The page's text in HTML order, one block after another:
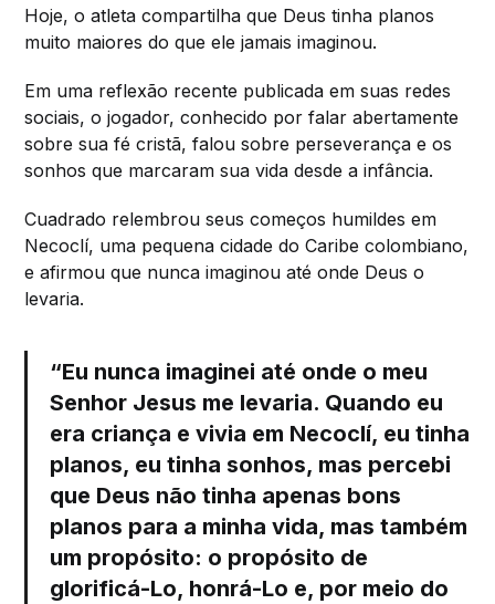
Hoje, o atleta compartilha que Deus tinha planos
muito maiores do que ele jamais imaginou.
Em uma reflexão recente publicada em suas redes
sociais, o jogador, conhecido por falar abertamente
sobre sua fé cristã, falou sobre perseverança e os
sonhos que marcaram sua vida desde a infância.
Cuadrado relembrou seus começos humildes em
Necoclí, uma pequena cidade do Caribe colombiano,
e afirmou que nunca imaginou até onde Deus o
levaria.
“Eu nunca imaginei até onde o meu
Senhor Jesus me levaria. Quando eu
era criança e vivia em Necoclí, eu tinha
planos, eu tinha sonhos, mas percebi
que Deus não tinha apenas bons
planos para a minha vida, mas também
um propósito: o propósito de
glorificá-Lo, honrá-Lo e, por meio do